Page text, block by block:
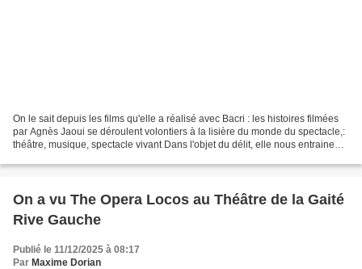
On le sait depuis les films qu'elle a réalisé avec Bacri : les histoires filmées
par Agnès Jaoui se déroulent volontiers à la lisière du monde du spectacle,:
théâtre, musique, spectacle vivant Dans l'objet du délit, elle nous entraine
On a vu The Opera Locos au Théâtre de la Gaité
Rive Gauche
Publié le 11/12/2025 à 08:17
Par Maxime Dorian